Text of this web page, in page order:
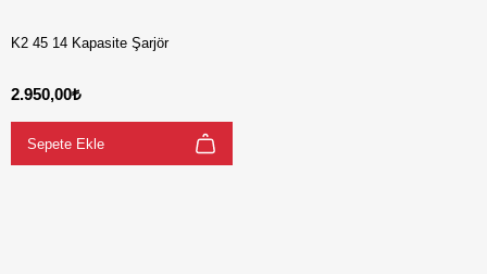
K2 45 14 Kapasite Şarjör
2.950,00₺
Sepete Ekle